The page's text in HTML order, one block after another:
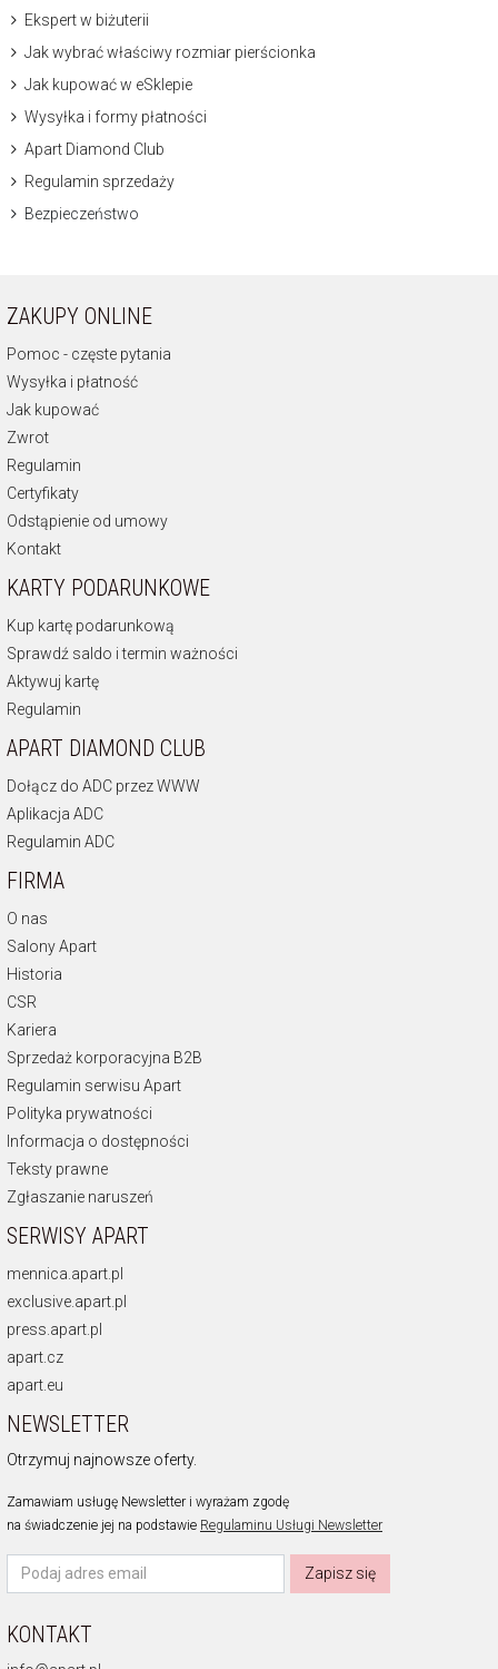
Ekspert w biżuterii
Jak wybrać właściwy rozmiar pierścionka
Jak kupować w eSklepie
Wysyłka i formy płatności
Apart Diamond Club
Regulamin sprzedaży
Bezpieczeństwo
ZAKUPY ONLINE
Pomoc - częste pytania
Wysyłka i płatność
Jak kupować
Zwrot
Regulamin
Certyfikaty
Odstąpienie od umowy
Kontakt
KARTY PODARUNKOWE
Kup kartę podarunkową
Sprawdź saldo i termin ważności
Aktywuj kartę
Regulamin
APART DIAMOND CLUB
Dołącz do ADC przez WWW
Aplikacja ADC
Regulamin ADC
FIRMA
O nas
Salony Apart
Historia
CSR
Kariera
Sprzedaż korporacyjna B2B
Regulamin serwisu Apart
Polityka prywatności
Informacja o dostępności
Teksty prawne
Zgłaszanie naruszeń
SERWISY APART
mennica.apart.pl
exclusive.apart.pl
press.apart.pl
apart.cz
apart.eu
NEWSLETTER
Otrzymuj najnowsze oferty.
Zamawiam usługę Newsletter i wyrażam zgodę
na świadczenie jej na podstawie Regulaminu Usługi Newsletter
Zapisz się
KONTAKT